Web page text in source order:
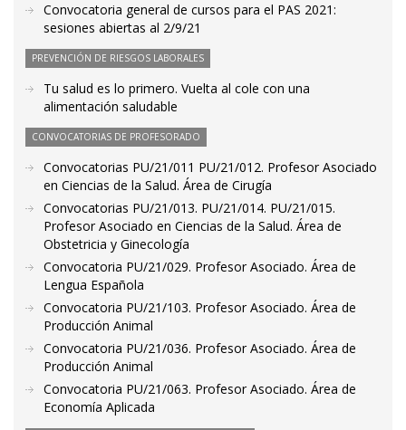
Convocatoria general de cursos para el PAS 2021:
sesiones abiertas al 2/9/21
PREVENCIÓN DE RIESGOS LABORALES
Tu salud es lo primero. Vuelta al cole con una
alimentación saludable
CONVOCATORIAS DE PROFESORADO
Convocatorias PU/21/011 PU/21/012. Profesor Asociado
en Ciencias de la Salud. Área de Cirugía
Convocatorias PU/21/013. PU/21/014. PU/21/015.
Profesor Asociado en Ciencias de la Salud. Área de
Obstetricia y Ginecología
Convocatoria PU/21/029. Profesor Asociado. Área de
Lengua Española
Convocatoria PU/21/103. Profesor Asociado. Área de
Producción Animal
Convocatoria PU/21/036. Profesor Asociado. Área de
Producción Animal
Convocatoria PU/21/063. Profesor Asociado. Área de
Economía Aplicada